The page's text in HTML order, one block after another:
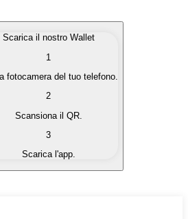
che ti interessano in modo
in valuta fiat quando ne
con un'altra
in un Wallet self-custodial.
Scarica il nostro Wallet
1
fotocamera del tuo telefono.
2
Scansiona il QR.
3
Scarica l'app.